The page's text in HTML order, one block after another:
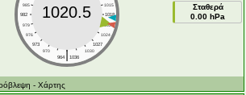
985
1015
982
1018
979
1021
976
1024
973
1027
970
1030
|
964 1036
1020.5
Σταθερά
0.00 hPa
- Χάρτης